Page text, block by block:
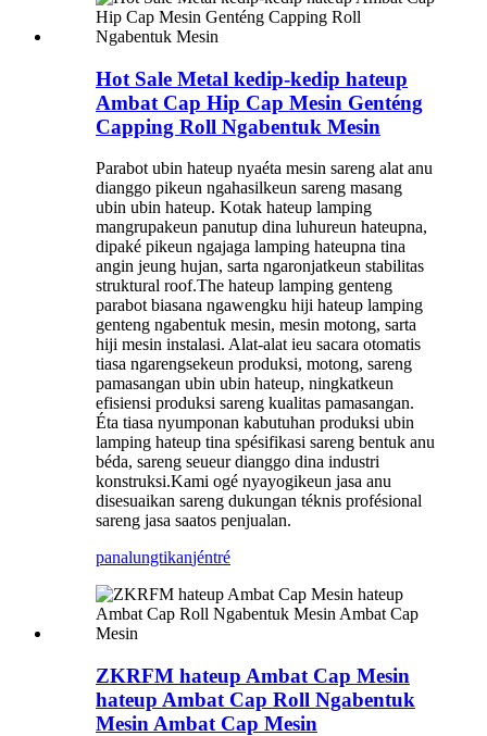
Hot Sale Metal kedip-kedip hateup
Ambat Cap Hip Cap Mesin Genténg
Capping Roll Ngabentuk Mesin
Parabot ubin hateup nyaéta mesin sareng alat anu
dianggo pikeun ngahasilkeun sareng masang
ubin ubin hateup. Kotak hateup lamping
mangrupakeun panutup dina luhureun hateupna,
dipaké pikeun ngajaga lamping hateupna tina
angin jeung hujan, sarta ngaronjatkeun stabilitas
struktural roof.The hateup lamping genteng
parabot biasana ngawengku hiji hateup lamping
genteng ngabentuk mesin, mesin motong, sarta
hiji mesin instalasi. Alat-alat ieu sacara otomatis
tiasa ngarengsekeun produksi, motong, sareng
pamasangan ubin ubin hateup, ningkatkeun
efisiensi produksi sareng kualitas pamasangan.
Éta tiasa nyumponan kabutuhan produksi ubin
lamping hateup tina spésifikasi sareng bentuk anu
béda, sareng seueur dianggo dina industri
konstruksi.Kami ogé nyayogikeun jasa anu
disesuaikan sareng dukungan téknis profésional
sareng jasa saatos penjualan.
panalungtikanjéntré
ZKRFM hateup Ambat Cap Mesin
hateup Ambat Cap Roll Ngabentuk
Mesin Ambat Cap Mesin